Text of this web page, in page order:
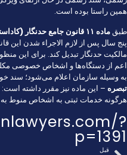
همین راستا بوده است.
طبقماده ۱۱ قانون جامع حدنگار (کاداستر) کشور،
پنج سال پس از لازم الاجراء شدن این
مالکیت حدنگار تبدیل کند. برای این
اعم از دستگاه‌ها و اشخاص خصوصی
به وسیله سازمان اعلام می‌شود؛ سند
تبصره – این ماده نیز مقرر داشته
هرگونه خدمات ثبتی به اشخاص منوط
?
p=1391
قبل